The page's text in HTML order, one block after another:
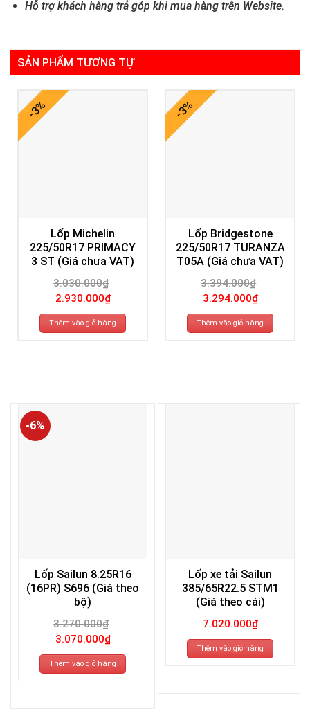
Hỗ trợ khách hàng trả góp khi mua hàng trên Website.
SẢN PHẨM TƯƠNG TỰ
-3%
Lốp Michelin
225/50R17 PRIMACY
3 ST (Giá chưa VAT)
3.030.000₫
Giá
gốc
là:
3.030.000₫.
2.930.000₫Giá
hiện
tại
là:
2.930.000₫.
Thêm vào giỏ hàng
-3%
Lốp Bridgestone
225/50R17 TURANZA
T05A (Giá chưa VAT)
3.394.000₫
Giá
gốc
là:
3.394.000₫.
3.294.000₫Giá
hiện
tại
là:
3.294.000₫.
Thêm vào giỏ hàng
-6%
Lốp Sailun 8.25R16
(16PR) S696 (Giá theo
bộ)
3.270.000₫
Giá
gốc
là:
3.270.000₫.
3.070.000₫Giá
hiện
tại
là:
3.070.000₫.
Thêm vào giỏ hàng
Lốp xe tải Sailun
385/65R22.5 STM1
(Giá theo cái)
7.020.000₫
Thêm vào giỏ hàng